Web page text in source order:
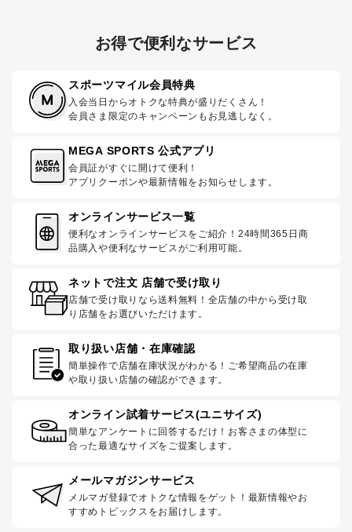
お得で便利なサービス
スポーツマイル会員特典
入会当日からオトクな特典が盛りだくさん！
会員さま限定のキャンペーンもお見逃しなく。
MEGA SPORTS 公式アプリ
会員証がすぐに開けて便利！
アプリクーポンや最新情報をお知らせします。
オンラインサービス一覧
便利なオンラインサービスをご紹介！24時間365日商
品購入や便利なサービスがご利用可能。
ネットで注文 店舗で受け取り
店舗で受け取りなら送料無料！全店舗の中から受け取
り店舗をお選びいただけます。
取り扱い店舗・在庫確認
簡単操作で店舗在庫状況がわかる！ご希望商品の在庫
や取り扱い店舗の確認ができます。
オンライン試着サービス(ユニサイズ)
簡単なアンケートに回答するだけ！お客さまの体型に
合った最適なサイズをご提案します。
メールマガジンサービス
メルマガ登録でオトクな情報をゲット！最新情報やお
すすめトピックスをお届けします。